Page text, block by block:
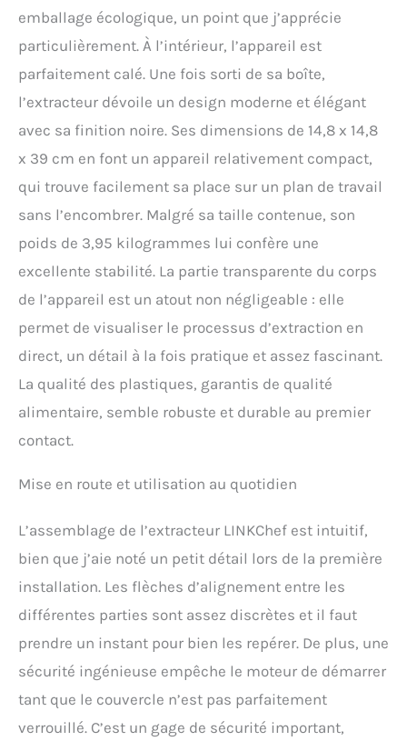
enzymes et les nutriments
naturellement présents
Rendement élevé, moins
de gaspillage : Doté d'un
et d'un couple de 200 Nm,
l'extracteur de jus à froid
LINKChef presse
efficacement les fruits et
légumes afin d'obtenir un
excellent rendement en
performante permet
d'utiliser au mieux les
ingrédients tout en
limitant les pertes
alimentaires. Alimentation
automatique avec large
goulotte de 115 mm : Grâce
à sa large goulotte de 115
introduits entiers, sans
d'ajouter les ingrédients ;
l'appareil les entraîne, les
découpe et les presse
automatiquement pour
une préparation plus
pratique au quotidien.
Nettoyage simple et rapide
: Le nettoyage devient plus
facile grâce à une
conception intégrée
comportant peu de pièces
et limitant les zones
emballage écologique, un point que j’apprécie
particulièrement. À l’intérieur, l’appareil est
parfaitement calé. Une fois sorti de sa boîte,
l’extracteur dévoile un design moderne et élégant
avec sa finition noire. Ses dimensions de 14,8 x 14,8
x 39 cm en font un appareil relativement compact,
qui trouve facilement sa place sur un plan de travail
sans l’encombrer. Malgré sa taille contenue, son
poids de 3,95 kilogrammes lui confère une
excellente stabilité. La partie transparente du corps
de l’appareil est un atout non négligeable : elle
permet de visualiser le processus d’extraction en
direct, un détail à la fois pratique et assez fascinant.
La qualité des plastiques, garantis de qualité
alimentaire, semble robuste et durable au premier
contact.
Mise en route et utilisation au quotidien
L’assemblage de l’extracteur LINKChef est intuitif,
bien que j’aie noté un petit détail lors de la première
installation. Les flèches d’alignement entre les
différentes parties sont assez discrètes et il faut
prendre un instant pour bien les repérer. De plus, une
sécurité ingénieuse empêche le moteur de démarrer
tant que le couvercle n’est pas parfaitement
verrouillé. C’est un gage de sécurité important,